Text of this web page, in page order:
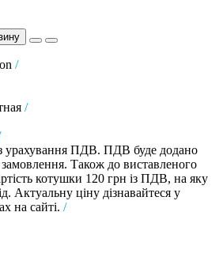
/
/
урахування ПДВ. ПДВ буде додано
Також до виставленого
котушки 120 грн із ПДВ, на яку
Актуальну ціну дізнавайтеся у
на сайті. /